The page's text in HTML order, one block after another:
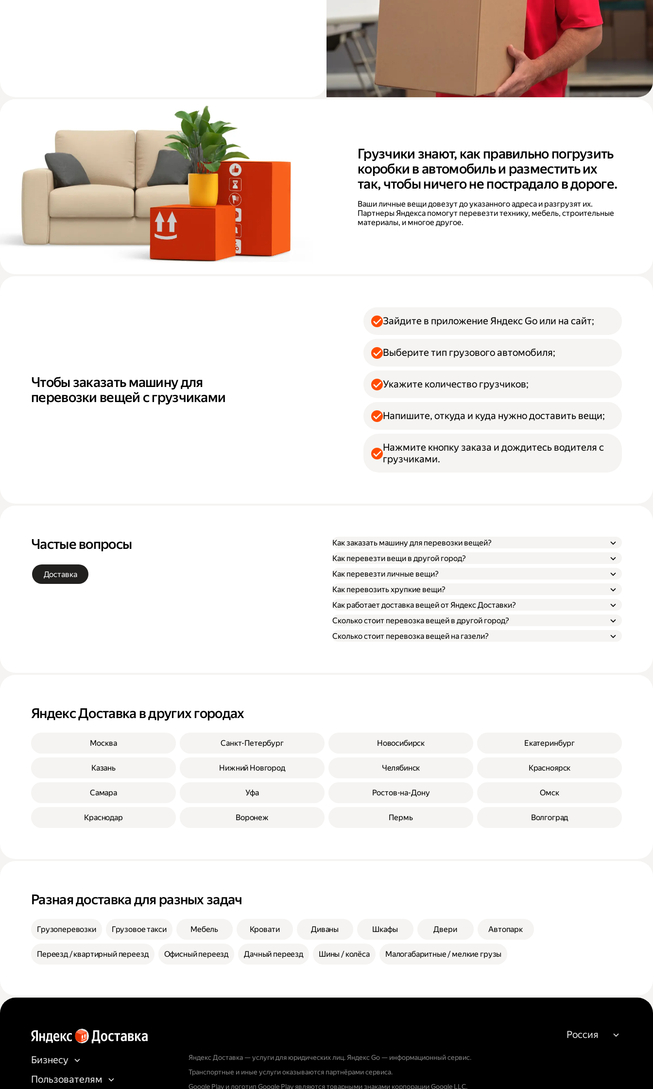
Грузчики знают, как правильно погрузить
коробки в автомобиль и разместить их
так, чтобы ничего не пострадало в дороге.
Ваши личные вещи довезут до указанного адреса и разгрузят их.
Партнеры Яндекса помогут перевезти технику, мебель, строительные
материалы, и многое другое.
Чтобы заказать машину для
перевозки вещей с грузчиками
Зайдите в приложение Яндекс Go или на сайт;
Выберите тип грузового автомобиля;
Укажите количество грузчиков;
Напишите, откуда и куда нужно доставить вещи;
Нажмите кнопку заказа и дождитесь водителя с
грузчиками.
Частые вопросы
Доставка
Как заказать машину для перевозки вещей?
Как перевезти вещи в другой город?
Как перевезти личные вещи?
Как перевозить хрупкие вещи?
Как работает доставка вещей от Яндекс Доставки?
Сколько стоит перевозка вещей в другой город?
Сколько стоит перевозка вещей на газели?
Яндекс Доставка в других городах
Москва Санкт-Петербург Новосибирск Екатеринбург
Казань Нижний Новгород Челябинск Красноярск
Самара Уфа Ростов-на-Дону Омск
Краснодар Воронеж Пермь Волгоград
Разная доставка для разных задач
Грузоперевозки Грузовое такси Мебель Кровати Диваны Шкафы Двери Автопарк
Переезд / квартирный переезд Офисный переезд Дачный переезд Шины / колёса Малогабаритные / мелкие грузы
Бизнесу
Пользователям
Яндекс Доставка — услуги для юридических лиц. Яндекс Go — информационный сервис.
Транспортные и иные услуги оказываются партнёрами сервиса.
Google Play и логотип Google Play являются товарными знаками корпорации Google LLC.
Россия